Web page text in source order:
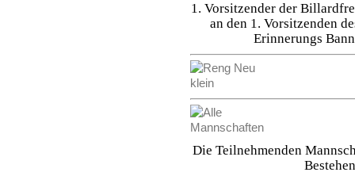
1. Vorsitzender der
an den 1. Vorsitzenden
Erinnerungs
Die Teilnehmenden